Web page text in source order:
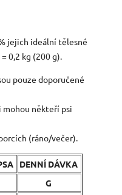
jejich ideální tělesné
0,2 kg (200 g).
pouze doporučené
mohou někteří psi
(ráno/večer).
DENNÍ DÁVKA
G